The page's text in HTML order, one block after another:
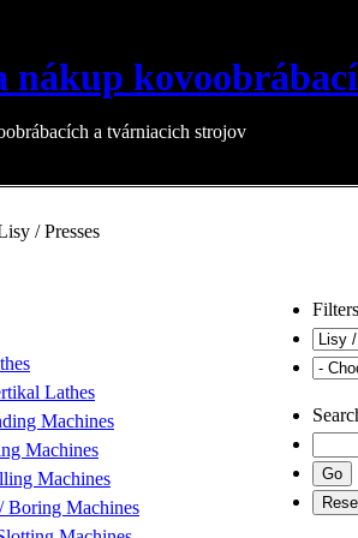
a tvárniacich strojov
/ Presses
Lathes
Machines
Machines
Machines
Boring Machines
Filters